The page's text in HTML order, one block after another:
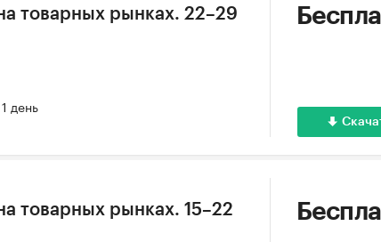
товарных рынках. 22–29
день
товарных рынках. 15–22